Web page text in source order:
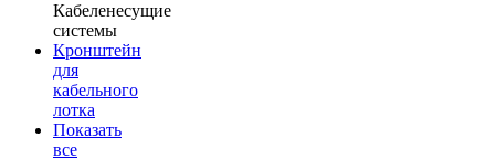
Кабеленесущие
системы
Кронштейн
для
кабельного
лотка
Показать
все